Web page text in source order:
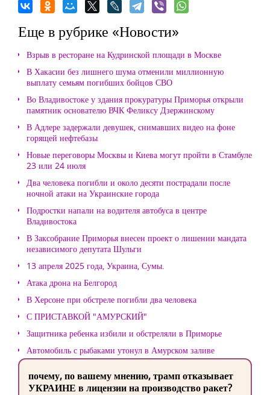
Еще в рубрике «Новости»
Взрыв в ресторане на Кудринской площади в Москве
В Хакасии без лишнего шума отменили миллионную
выплату семьям погибших бойцов СВО
Во Владивостоке у здания прокуратуры Приморья открыли
памятник основателю ВЧК Феликсу Дзержинскому
В Адлере задержали девушек, снимавших видео на фоне
горящей нефтебазы
Новые переговоры Москвы и Киева могут пройти в Стамбуле
23 или 24 июля
Два человека погибли и около десяти пострадали после
ночной атаки на Украинские города
Подростки напали на водителя автобуса в центре
Владивостока
В Заксобрание Приморья внесен проект о лишении мандата
независимого депутата Шульги
13 апреля 2025 года, Украина, Сумы.
Атака дрона на Белгород
В Херсоне при обстреле погибли два человека
С ПРИСТАВКОЙ "АМУРСКИЙ"
Защитника ребенка избили и обстреляли в Приморье
Автомобиль с рыбаками утонул в Амурском заливе
почему, по вашему мнению, трамп отказывает
УКРАИНЕ в лицензии на производство ракет?